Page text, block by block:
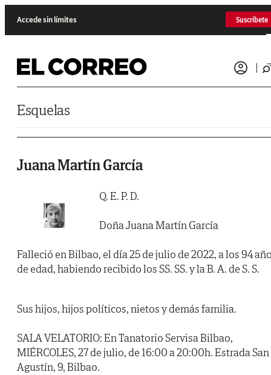
Accede sin límites Suscríbete
Esquelas
Juana Martín García
Q. E. P. D.
Doña Juana Martín García
Falleció en Bilbao, el día 25 de julio de 2022, a los 94
de edad, habiendo recibido los SS. SS. y la B. A. de S. S.
Sus hijos, hijos políticos, nietos y demás familia.
SALA VELATORIO: En Tanatorio Servisa Bilbao,
MIÉRCOLES, 27 de julio, de 16:00 a 20:00h. Estrada San
Agustín, 9, Bilbao.